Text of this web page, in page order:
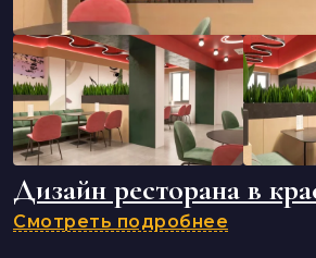
Дизайн ресторана в
Смотреть подробнее